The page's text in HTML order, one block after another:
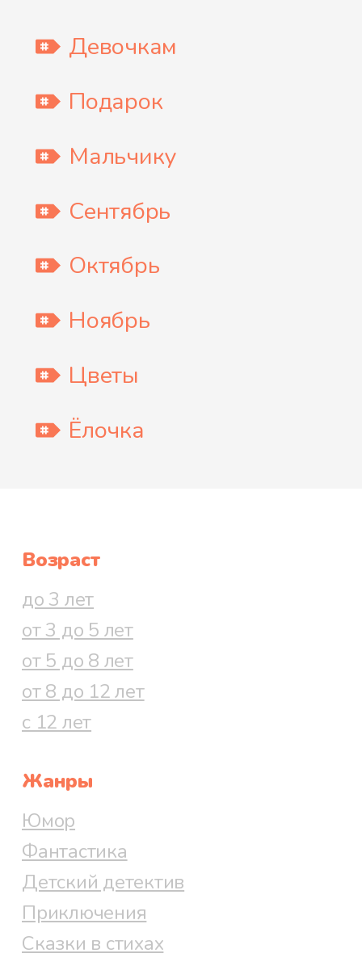
Девочкам
Подарок
Мальчику
Сентябрь
Октябрь
Ноябрь
Цветы
Ёлочка
Возраст
до 3 лет
от 3 до 5 лет
от 5 до 8 лет
от 8 до 12 лет
с 12 лет
Жанры
Юмор
Фантастика
Детский детектив
Приключения
Сказки в стихах